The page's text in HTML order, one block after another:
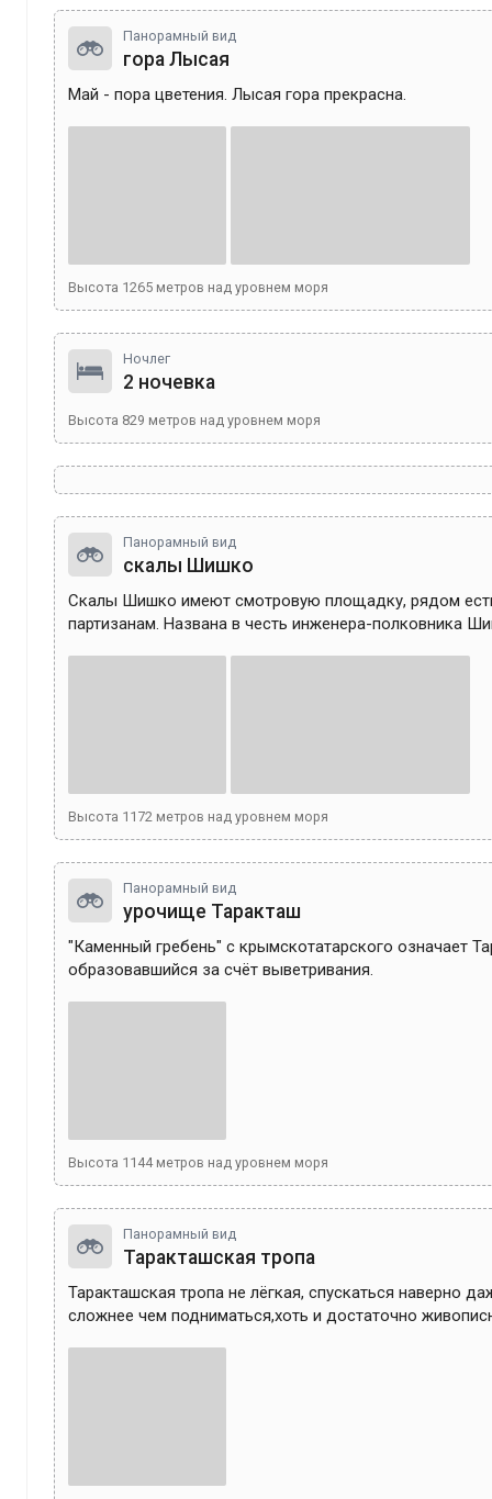
Панорамный вид
гора Лысая
Май - пора цветения. Лысая гора прекрасна.
Высота 1265 метров над уровнем моря
Ночлег
2 ночевка
Высота 829 метров над уровнем моря
Панорамный вид
скалы Шишко
Скалы Шишко имеют смотровую площадку, рядом
партизанам. Названа в честь инженера-полковника
Высота 1172 метров над уровнем моря
Панорамный вид
урочище Таракташ
"Каменный гребень" с крымскотатарского означает
образовавшийся за счёт выветривания.
Высота 1144метров над уровнем моря
Панорамный вид
Таракташская тропа
Таракташская тропа не лёгкая, спускаться наверно
сложнее чем подниматься,хоть и достаточно